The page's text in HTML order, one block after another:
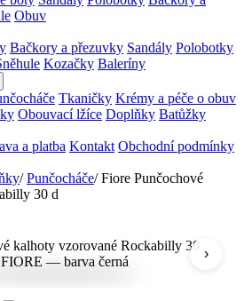
Obuv
Bačkory a přezuvky Sandály Polobotky
Kozačky Baleríny
Tkaničky Krémy a péče o obuv
Obouvací lžíce Doplňky Batůžky
a platba Kontakt Obchodní podmínky
/ Punčocháče/ Fiore Punčochové
30 d
›